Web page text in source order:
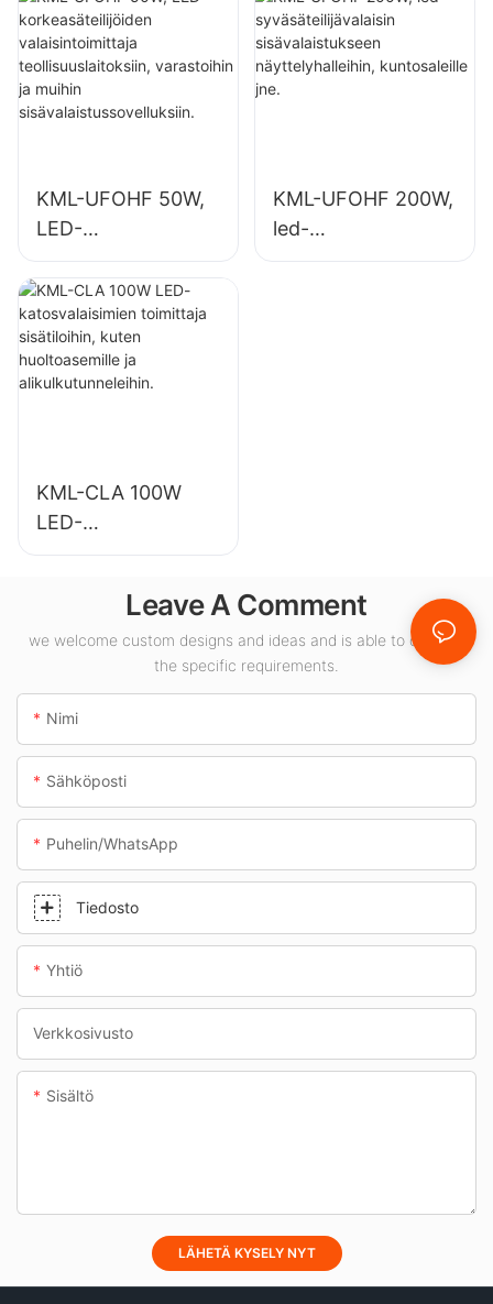
teollisuuslaitoksiin,
varastoihin ja
muihin
sisävalaistussovellu
sisävalaistukseen
teollisuuslaitoksissa
, kuntosaleilla jne.
KML-UFOHF 50W,
LED-
korkeasäteilijöiden
valaisintoimittaja
teollisuuslaitoksiin,
varastoihin ja
muihin
KML-UFOHF 200W,
led-
syväsäteilijävalaisin
KML-CLA 100W
LED-
katosvalaisimien
sisätiloihin, kuten
huoltoasemille ja
alikulkutunneleihin.
Leave A Comment
we welcome custom designs and ideas and is able to cater to
the specific requirements.
Nimi
Sähköposti
Puhelin/WhatsApp
Tiedosto
Yhtiö
Verkkosivusto
Sisältö
LÄHETÄ KYSELY NYT